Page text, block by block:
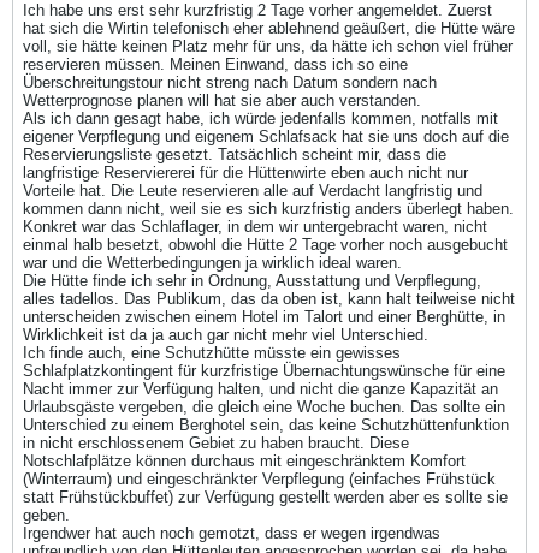
Ich habe uns erst sehr kurzfristig 2 Tage vorher angemeldet. Zuerst
hat sich die Wirtin telefonisch eher ablehnend geäußert, die Hütte wäre
voll, sie hätte keinen Platz mehr für uns, da hätte ich schon viel früher
reservieren müssen. Meinen Einwand, dass ich so eine
Überschreitungstour nicht streng nach Datum sondern nach
Wetterprognose planen will hat sie aber auch verstanden.
Als ich dann gesagt habe, ich würde jedenfalls kommen, notfalls mit
eigener Verpflegung und eigenem Schlafsack hat sie uns doch auf die
Reservierungsliste gesetzt. Tatsächlich scheint mir, dass die
langfristige Reserviererei für die Hüttenwirte eben auch nicht nur
Vorteile hat. Die Leute reservieren alle auf Verdacht langfristig und
kommen dann nicht, weil sie es sich kurzfristig anders überlegt haben.
Konkret war das Schlaflager, in dem wir untergebracht waren, nicht
einmal halb besetzt, obwohl die Hütte 2 Tage vorher noch ausgebucht
war und die Wetterbedingungen ja wirklich ideal waren.
Die Hütte finde ich sehr in Ordnung, Ausstattung und Verpflegung,
alles tadellos. Das Publikum, das da oben ist, kann halt teilweise nicht
unterscheiden zwischen einem Hotel im Talort und einer Berghütte, in
Wirklichkeit ist da ja auch gar nicht mehr viel Unterschied.
Ich finde auch, eine Schutzhütte müsste ein gewisses
Schlafplatzkontingent für kurzfristige Übernachtungswünsche für eine
Nacht immer zur Verfügung halten, und nicht die ganze Kapazität an
Urlaubsgäste vergeben, die gleich eine Woche buchen. Das sollte ein
Unterschied zu einem Berghotel sein, das keine Schutzhüttenfunktion
in nicht erschlossenem Gebiet zu haben braucht. Diese
Notschlafplätze können durchaus mit eingeschränktem Komfort
(Winterraum) und eingeschränkter Verpflegung (einfaches Frühstück
statt Frühstückbuffet) zur Verfügung gestellt werden aber es sollte sie
geben.
Irgendwer hat auch noch gemotzt, dass er wegen irgendwas